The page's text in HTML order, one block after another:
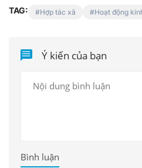
TAG: Hợp tác xã Hoạt động
Ý kiến của bạn
Bình luận